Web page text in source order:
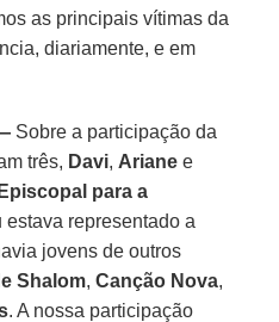
as principais vítimas da
diariamente, e em
Sobre a participação da
três, Davi, Ariane e
para a
estava representado a
jovens de outros
Shalom,Canção Nova,
. A nossa participação